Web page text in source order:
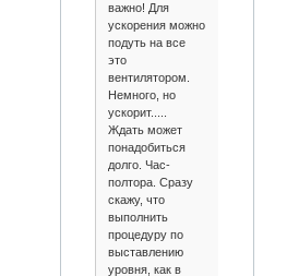
важно! Для
ускорения можно
подуть на все
это
вентилятором.
Немного, но
ускорит.....
Ждать может
понадобиться
долго. Час-
полтора. Сразу
скажу, что
выполнить
процедуру по
выставлению
уровня, как в